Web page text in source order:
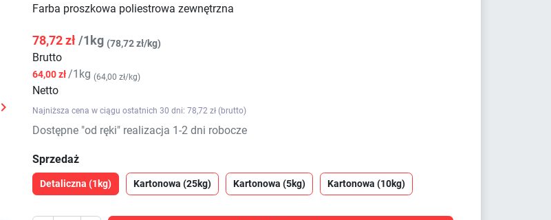
Następny

Farba proszkowa poliestrowa zewnętrzna
78,72 zł/1kg (78,72 zł/kg)
Brutto
64,00 zł /1kg (64,00 zł/kg)
Netto
Najniższa cena w ciągu ostatnich 30 dni: 78,72 zł (brutto)
Dostępne "od ręki" realizacja 1-2 dni robocze
Sprzedaż
Detaliczna (1kg) Kartonowa (25kg) Kartonowa (5kg) Kartonowa (10kg)